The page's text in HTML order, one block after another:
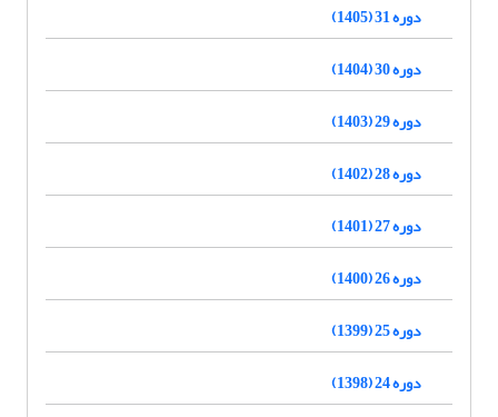
دوره 31 (1405)
دوره 30 (1404)
دوره 29 (1403)
دوره 28 (1402)
دوره 27 (1401)
دوره 26 (1400)
دوره 25 (1399)
دوره 24 (1398)